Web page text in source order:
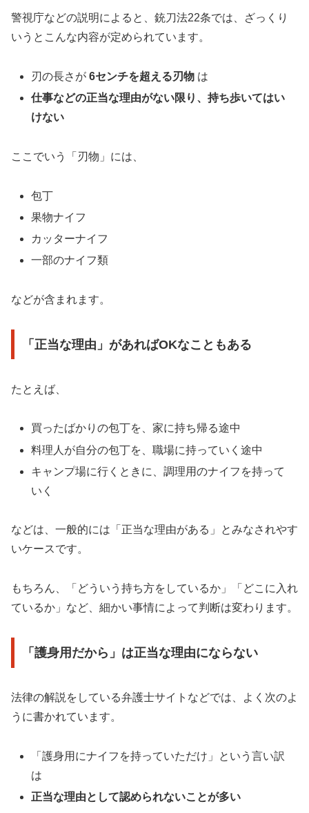
警視庁などの説明によると、銃刀法22条では、ざっくり
いうとこんな内容が定められています。
刃の長さが6センチを超える刃物 は
仕事などの正当な理由がない限り、持ち歩いてはい
けない
ここでいう「刃物」には、
包丁
果物ナイフ
カッターナイフ
一部のナイフ類
などが含まれます。
「正当な理由」があればOKなこともある
たとえば、
買ったばかりの包丁を、家に持ち帰る途中
料理人が自分の包丁を、職場に持っていく途中
キャンプ場に行くときに、調理用のナイフを持って
いく
などは、一般的には「正当な理由がある」とみなされやす
いケースです。
もちろん、「どういう持ち方をしているか」「どこに入れ
ているか」など、細かい事情によって判断は変わります。
「護身用だから」は正当な理由にならない
法律の解説をしている弁護士サイトなどでは、よく次のよ
うに書かれています。
「護身用にナイフを持っていただけ」という言い訳
は
正当な理由として認められないことが多い